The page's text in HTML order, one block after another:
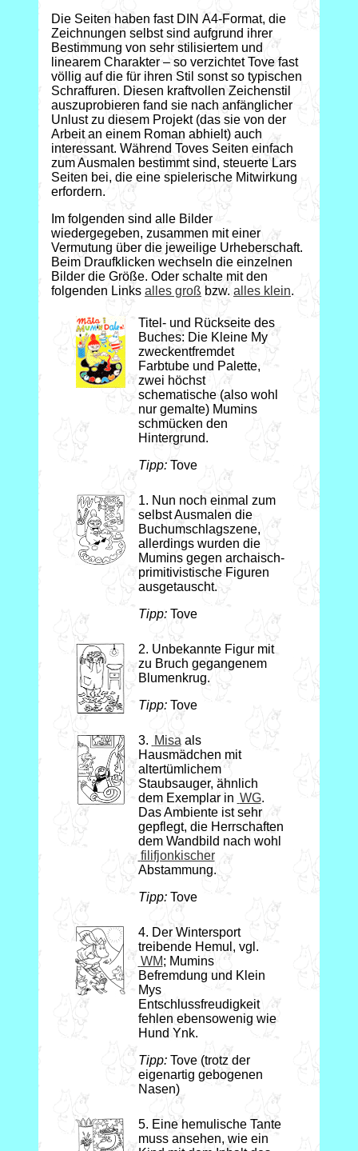
Die Seiten haben fast DIN A4-Format, die
Zeichnungen selbst sind aufgrund ihrer
Bestimmung von sehr stilisiertem und
linearem Charakter – so verzichtet Tove fast
völlig auf die für ihren Stil sonst so typischen
Schraffuren. Diesen kraftvollen Zeichenstil
auszuprobieren fand sie nach anfänglicher
Unlust zu diesem Projekt (das sie von der
Arbeit an einem Roman abhielt) auch
interessant. Während Toves Seiten einfach
zum Ausmalen bestimmt sind, steuerte Lars
Seiten bei, die eine spielerische Mitwirkung
erfordern.
Im folgenden sind alle Bilder
wiedergegeben, zusammen mit einer
Vermutung über die jeweilige Urheberschaft.
Beim Draufklicken wechseln die einzelnen
Bilder die Größe. Oder schalte mit den
folgenden Links alles groß bzw. alles klein.
Titel- und Rückseite des
Buches: Die Kleine My
zweckentfremdet
Farbtube und Palette,
zwei höchst
schematische (also wohl
nur gemalte) Mumins
schmücken den
Hintergrund.
Tipp:Tove
1. Nun noch einmal zum
selbst Ausmalen die
Buchumschlagszene,
allerdings wurden die
Mumins gegen archaisch-
primitivistische Figuren
ausgetauscht.
Tipp:Tove
2. Unbekannte Figur mit
zu Bruch gegangenem
Blumenkrug.
Tipp:Tove
3. Misa als
Hausmädchen mit
altertümlichem
Staubsauger, ähnlich
dem Exemplar in WG.
Das Ambiente ist sehr
gepflegt, die Herrschaften
dem Wandbild nach wohl
filifjonkischer
Abstammung.
Tipp:Tove
4. Der Wintersport
treibende Hemul, vgl.
WM; Mumins
Befremdung und Klein
Mys
Entschlussfreudigkeit
fehlen ebensowenig wie
Hund Ynk.
Tipp:Tove (trotz der
eigenartig gebogenen
Nasen)
5. Eine hemulische Tante
muss ansehen, wie ein